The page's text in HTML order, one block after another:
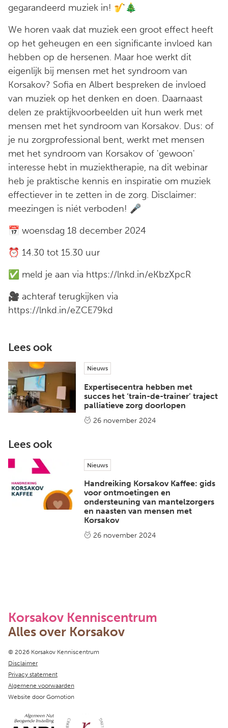
gegarandeerd muziek in! 🎷🎄
We horen vaak dat muziek een groot effect heeft
op het geheugen en een significante invloed kan
hebben op de hersenen. Maar hoe werkt dit
eigenlijk bij mensen met het syndroom van
Korsakov? Sofia en Albert bespreken de invloed
van muziek op het denken en doen. Daarnaast
delen ze praktijkvoorbeelden uit hun werk met
mensen met het syndroom van Korsakov. Dus: of
je nu zorgprofessional bent, werkt met mensen
met het syndroom van Korsakov of 'gewoon'
interesse hebt in muziektherapie, na dit webinar
heb je praktische kennis en inspiratie om muziek
effectiever in te zetten in de zorg. Disclaimer:
meezingen is niét verboden! 🎤
📅 woensdag 18 december 2024
⏰ 14.30 tot 15.30 uur
✅ meld je aan via https://lnkd.in/eKbzXpcR
🎥 achteraf terugkijken via
https://lnkd.in/eZCE79kd
Lees ook
Nieuws
Expertisecentra hebben met
succes het ‘train-de-trainer’ traject
palliatieve zorg doorlopen
26 november 2024
Lees ook
Nieuws
Handreiking Korsakov Kaffee: gids
voor ontmoetingen en
ondersteuning van mantelzorgers
en naasten van mensen met
Korsakov
26 november 2024
Korsakov Kenniscentrum
Alles over Korsakov
Copyright navigation
© 2026 Korsakov Kenniscentrum
Disclaimer
Privacy statement
Algemene voorwaarden
Website door Gomotion